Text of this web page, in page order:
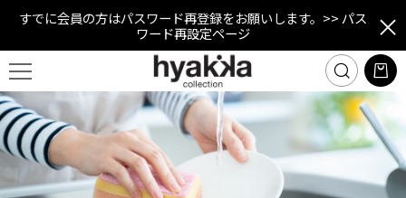
すでに会員の方はパスワード再登録をお願いします。 >> パス
ワード再設定ページ